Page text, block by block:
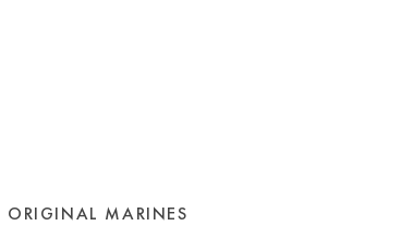
ORIGINAL MARINES